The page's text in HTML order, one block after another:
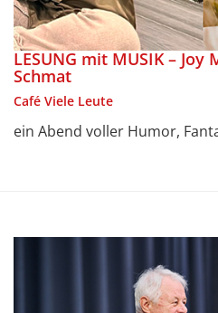
LESUNG mit MUSIK – Joy
Schmat
Café Viele Leute
ein Abend voller Humor,